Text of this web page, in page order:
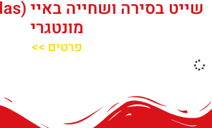
מונטגרי
פרטים >>